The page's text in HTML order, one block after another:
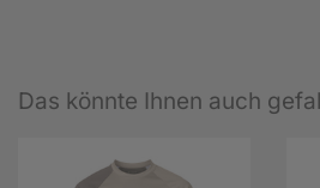
Das könnte Ihnen auch